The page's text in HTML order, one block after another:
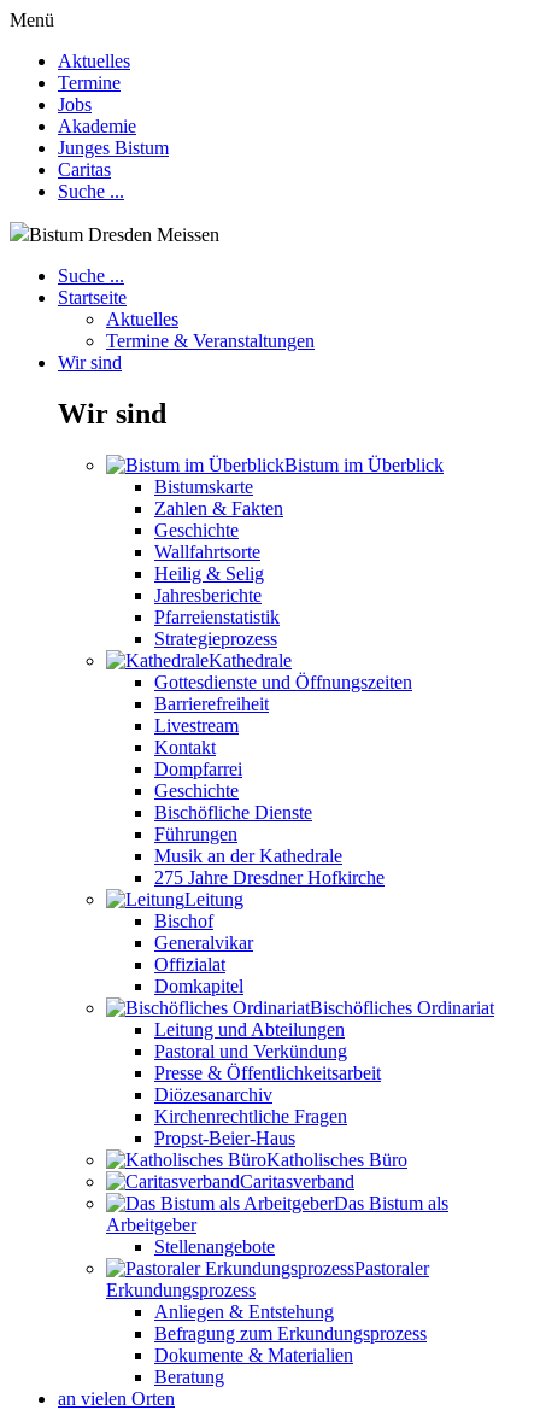
Menü
Aktuelles
Termine
Jobs
Akademie
Junges Bistum
Caritas
Suche ...
Bistum Dresden Meissen
Suche ...
Startseite
Aktuelles
Termine & Veranstaltungen
Wir sind
Wir sind
Bistum im Überblick
Bistumskarte
Zahlen & Fakten
Geschichte
Wallfahrtsorte
Heilig & Selig
Jahresberichte
Pfarreienstatistik
Strategieprozess
Kathedrale
Gottesdienste und Öffnungszeiten
Barrierefreiheit
Livestream
Kontakt
Dompfarrei
Geschichte
Bischöfliche Dienste
Führungen
Musik an der Kathedrale
275 Jahre Dresdner Hofkirche
Leitung
Bischof
Generalvikar
Offizialat
Domkapitel
Bischöfliches Ordinariat
Leitung und Abteilungen
Pastoral und Verkündung
Presse & Öffentlichkeitsarbeit
Diözesanarchiv
Kirchenrechtliche Fragen
Propst-Beier-Haus
Katholisches Büro
Caritasverband
Das Bistum als
Arbeitgeber
Stellenangebote
Pastoraler
Erkundungsprozess
Anliegen & Entstehung
Befragung zum Erkundungsprozess
Dokumente & Materialien
Beratung
an vielen Orten